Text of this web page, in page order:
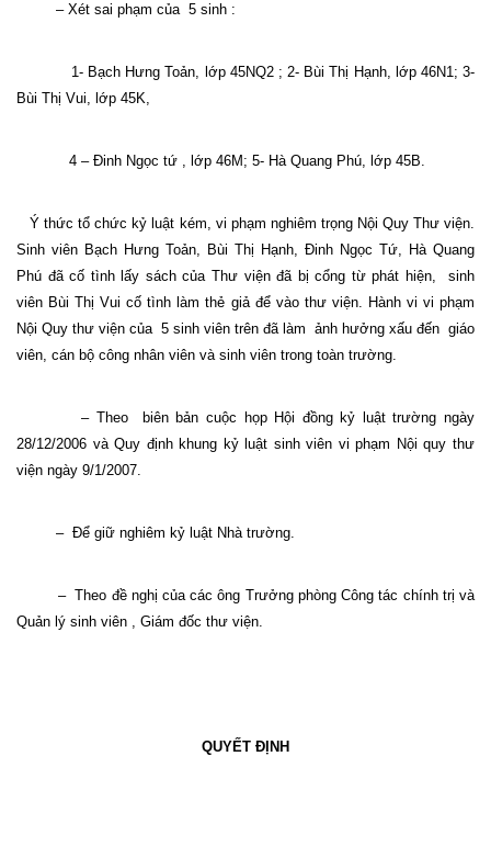
– Xét sai phạm của 5 sinh :
1- Bạch Hưng Toản, lớp 45NQ2 ; 2- Bùi Thị Hạnh, lớp 46N1; 3-
Bùi Thị Vui, lớp 45K,
4 – Đinh Ngọc tứ , lớp 46M; 5- Hà Quang Phú, lớp 45B.
Ý thức tổ chức kỷ luật kém, vi phạm nghiêm trọng Nội Quy Thư viện.
Sinh viên Bạch Hưng Toản, Bùi Thị Hạnh, Đinh Ngọc Tứ, Hà Quang
Phú đã cố tình lấy sách của Thư viện đã bị cổng từ phát hiện,
sinh
viên Bùi Thị Vui cố tình làm thẻ giả để vào thư viện. Hành vi vi phạm
Nội Quy thư viện của 5 sinh viên trên đã làm ảnh hưởng xấu đến giáo
viên, cán bộ công nhân viên và sinh viên trong toàn trường.
– Theo
biên bản cuộc họp Hội đồng kỷ luật trường ngày
28/12/2006 và Quy định khung kỷ luật sinh viên vi phạm Nội quy thư
viện ngày 9/1/2007.
– Để giữ nghiêm kỷ luật Nhà trường.
– Theo đề nghị của các ông Trưởng phòng Công tác chính trị và
Quản lý sinh viên , Giám đốc thư viện.
QUYẾT ĐỊNH